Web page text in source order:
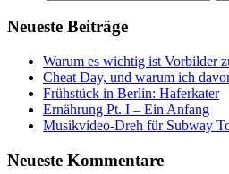
Neueste Beiträge
Warum es wichtig ist Vorbilder
Cheat Day, und warum ich
Frühstück in Berlin: Haferkater
Ernährung Pt. I – Ein Anfang
Musikvideo-Dreh für Subway
Neueste Kommentare